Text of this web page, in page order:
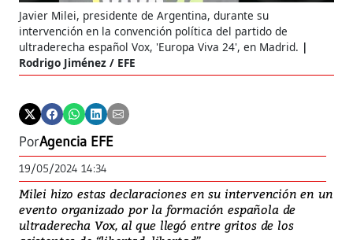
Javier Milei, presidente de Argentina, durante su
intervención en la convención política del partido de
ultraderecha español Vox, 'Europa Viva 24', en Madrid.
Rodrigo Jiménez / EFE
PorAgencia EFE
19/05/2024 14:34
Milei hizo estas declaraciones en su intervención en un
evento organizado por la formación española de
ultraderecha Vox, al que llegó entre gritos de los